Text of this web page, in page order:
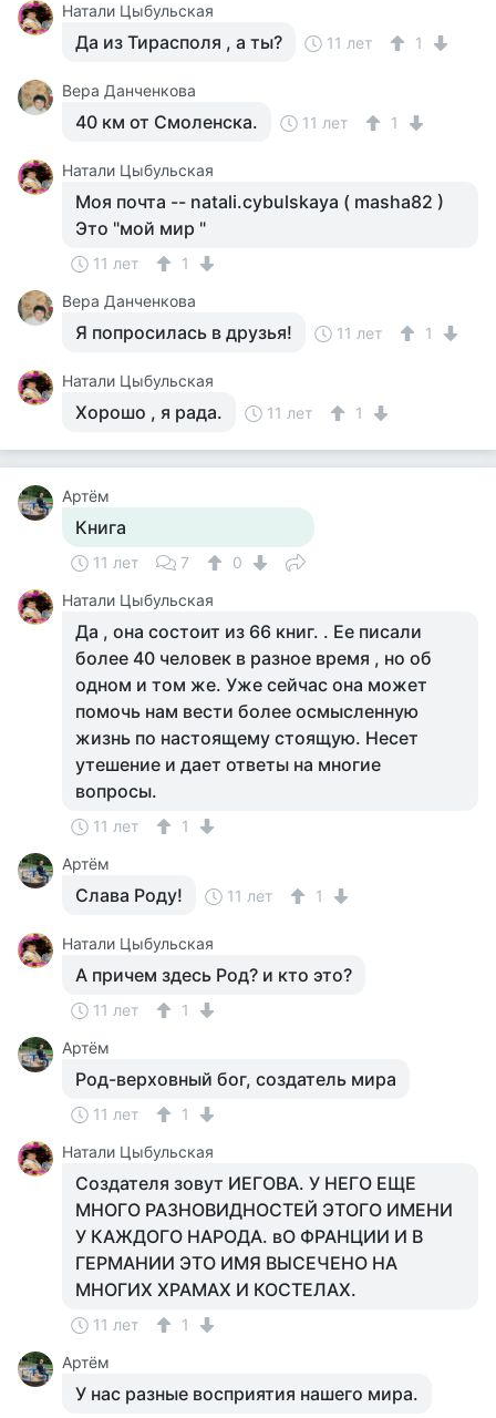
Натали Цыбульская
Да из Тирасполя , а ты? 11 лет 1
Вера Данченкова
40 км от Смоленска. 11 лет 1
Натали Цыбульская
Моя почта -- natali.cybulskaya ( masha82 )
Это "мой мир "
11 лет
1
Вера Данченкова
Я попросилась в друзья! 11 лет 1
Натали Цыбульская
Хорошо , я рада. 11 лет 1
Артём
Книга
11 лет 7
0
Натали Цыбульская
Да , она состоит из 66 книг. . Ее писали
более 40 человек в разное время , но об
одном и том же. Уже сейчас она может
помочь нам вести более осмысленную
жизнь по настоящему стоящую. Несет
утешение и дает ответы на многие
вопросы.
11 лет
1
Артём
Слава Роду! 11 лет 1
Натали Цыбульская
А причем здесь Род? и кто это?
11 лет
1
Артём
Род-верховный бог, создатель мира
11 лет
1
Натали Цыбульская
Создателя зовут ИЕГОВА. У НЕГО ЕЩЕ
МНОГО РАЗНОВИДНОСТЕЙ ЭТОГО ИМЕНИ
У КАЖДОГО НАРОДА. вО ФРАНЦИИ И В
ГЕРМАНИИ ЭТО ИМЯ ВЫСЕЧЕНО НА
МНОГИХ ХРАМАХ И КОСТЕЛАХ.
11 лет
1
Артём
У нас разные восприятия нашего мира.